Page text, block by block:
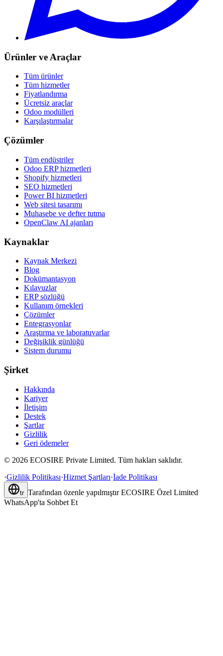
Ürünler ve Araçlar
Tüm ürünler
Tüm hizmetler
Fiyatlandırma
Ücretsiz araçlar
Odoo modülleri
Karşılaştırmalar
Çözümler
Tüm endüstriler
Odoo ERP hizmetleri
Shopify hizmetleri
SEO hizmetleri
Power BI hizmetleri
Web sitesi tasarımı
Muhasebe ve defter tutma
OpenClaw AI ajanları
Kaynaklar
Kaynak Merkezi
Blog
Dokümantasyon
Kılavuzlar
ERP sözlüğü
Kullanım örnekleri
Çözümler
Entegrasyonlar
Araştırma ve laboratuvarlar
Değişiklik günlüğü
Sistem durumu
Şirket
Hakkında
Kariyer
İletişim
Destek
Şartlar
Gizlilik
Geri ödemeler
© 2026 ECOSIRE Private Limited. Tüm hakları saklıdır.
·Gizlilik Politikası·Hizmet Şartları·İade Politikası
tr Tarafından özenle yapılmıştır ECOSIRE Özel Limited
WhatsApp'ta Sohbet Et